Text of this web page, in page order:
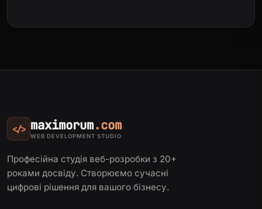
</> maximorum.com
WEB DEVELOPMENT STUDIO
Професійна студія веб-розробки з 20+
роками досвіду. Створюємо сучасні
цифрові рішення для вашого бізнесу.